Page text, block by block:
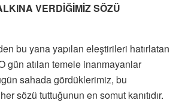
VERDİĞİMİZ SÖZÜ
bu yana yapılan eleştirileri hatırlatan
gün atılan temele inanmayanlar
sahada gördüklerimiz, bu
sözü tuttuğunun en somut kanıtıdır.